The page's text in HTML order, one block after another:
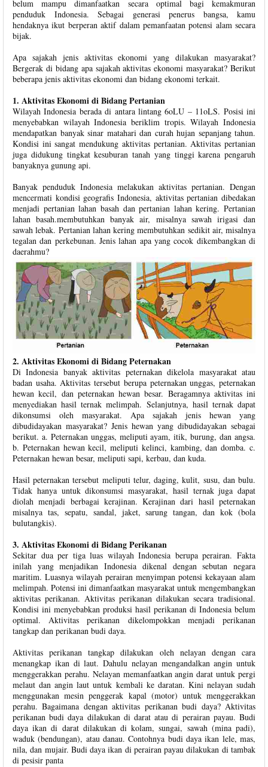
belum mampu dimanfaatkan secara optimal bagi kemakmuran
penduduk Indonesia. Sebagai generasi penerus bangsa, kamu
hendaknya ikut berperan aktif dalam pemanfaatan potensi alam secara
bijak.
Apa sajakah jenis aktivitas ekonomi yang dilakukan masyarakat?
Bergerak di bidang apa sajakah aktivitas ekonomi masyarakat? Berikut
beberapa jenis aktivitas ekonomi dan bidang ekonomi terkait.
1. Aktivitas Ekonomi di Bidang Pertanian
Wilayah Indonesia berada di antara lintang 6oLU – 11oLS. Posisi ini
menyebabkan wilayah Indonesia beriklim tropis. Wilayah Indonesia
mendapatkan banyak sinar matahari dan curah hujan sepanjang tahun.
Kondisi ini sangat mendukung aktivitas pertanian. Aktivitas pertanian
juga didukung tingkat kesuburan tanah yang tinggi karena pengaruh
banyaknya gunung api.
Banyak penduduk Indonesia melakukan aktivitas pertanian. Dengan
mencermati kondisi geografis Indonesia, aktivitas pertanian dibedakan
menjadi pertanian lahan basah dan pertanian lahan kering. Pertanian
lahan basah.membutuhkan banyak air, misalnya sawah irigasi dan
sawah lebak. Pertanian lahan kering membutuhkan sedikit air, misalnya
tegalan dan perkebunan. Jenis lahan apa yang cocok dikembangkan di
daerahmu?
2. Aktivitas Ekonomi di Bidang Peternakan
Di Indonesia banyak aktivitas peternakan dikelola masyarakat atau
badan usaha. Aktivitas tersebut berupa peternakan unggas, peternakan
hewan kecil, dan peternakan hewan besar. Beragamnya aktivitas ini
menyediakan hasil ternak melimpah. Selanjutnya, hasil ternak dapat
dikonsumsi oleh masyarakat. Apa sajakah jenis hewan yang
dibudidayakan masyarakat? Jenis hewan yang dibudidayakan sebagai
berikut. a. Peternakan unggas, meliputi ayam, itik, burung, dan angsa.
b. Peternakan hewan kecil, meliputi kelinci, kambing, dan domba. c.
Peternakan hewan besar, meliputi sapi, kerbau, dan kuda.
Hasil peternakan tersebut meliputi telur, daging, kulit, susu, dan bulu.
Tidak hanya untuk dikonsumsi masyarakat, hasil ternak juga dapat
diolah menjadi berbagai kerajinan. Kerajinan dari hasil peternakan
misalnya tas, sepatu, sandal, jaket, sarung tangan, dan kok (bola
bulutangkis).
3. Aktivitas Ekonomi di Bidang Perikanan
Sekitar dua per tiga luas wilayah Indonesia berupa perairan. Fakta
inilah yang menjadikan Indonesia dikenal dengan sebutan negara
maritim. Luasnya wilayah perairan menyimpan potensi kekayaan alam
melimpah. Potensi ini dimanfaatkan masyarakat untuk mengembangkan
aktivitas perikanan. Aktivitas perikanan dilakukan secara tradisional.
Kondisi ini menyebabkan produksi hasil perikanan di Indonesia belum
optimal. Aktivitas perikanan dikelompokkan menjadi perikanan
tangkap dan perikanan budi daya.
Aktivitas perikanan tangkap dilakukan oleh nelayan dengan cara
menangkap ikan di laut. Dahulu nelayan mengandalkan angin untuk
menggerakkan perahu. Nelayan memanfaatkan angin darat untuk pergi
melaut dan angin laut untuk kembali ke daratan. Kini nelayan sudah
menggunakan mesin penggerak kapal (motor) untuk menggerakkan
perahu. Bagaimana dengan aktivitas perikanan budi daya? Aktivitas
perikanan budi daya dilakukan di darat atau di perairan payau. Budi
daya ikan di darat dilakukan di kolam, sungai, sawah (mina padi),
waduk (bendungan), atau danau. Contohnya budi daya ikan lele, mas,
nila, dan mujair. Budi daya ikan di perairan payau dilakukan di tambak
di pesisir panta